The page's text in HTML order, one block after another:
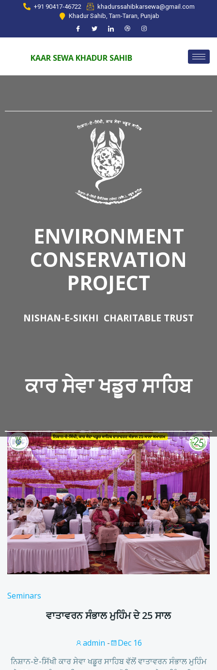
+91 90417-46722
khadurssahibkarsewa@gmail.com
Khadur Sahib, Tarn-Taran, Punjab
KAAR SEWA KHADUR SAHIB
ENVIRONMENT
CONSERVATION
PROJECT
NISHAN-E-SIKHI CHARITABLE TRUST
ਕਾਰ ਸੇਵਾਖਡੂਰ ਸਾਹਿਬ
Seminars
ਵਾਤਾਵਰਨ ਸੰਭਾਲ ਮੁਹਿੰਮ ਦੇ 25 ਸਾਲ
admin -
Dec 16
ਨਿਸ਼ਾਨ-ਏ-ਸਿੱਖੀ ਕਾਰ ਸੇਵਾ ਖਡੂਰ ਸਾਹਿਬ ਵੱਲੋਂ ਵਾਤਾਵਰਨ ਸੰਭਾਲ ਮੁਹਿੰਮ